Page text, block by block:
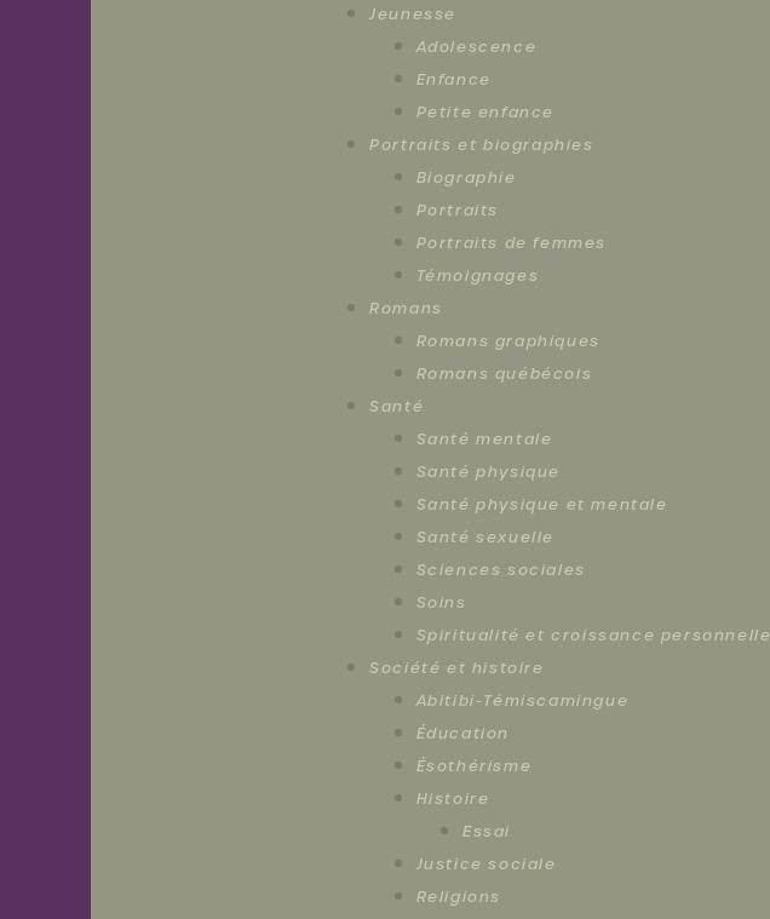
Jeunesse
Adolescence
Enfance
Petite enfance
Portraits et biographies
Biographie
Portraits
Portraits de femmes
Témoignages
Romans
Romans graphiques
Romans québécois
Santé
Santé mentale
Santé physique
Santé physique et mentale
Santé sexuelle
Sciences sociales
Soins
Spiritualité et croissance personnelle
Société et histoire
Abitibi-Témiscamingue
Éducation
Ésothérisme
Histoire
Essai
Justice sociale
Religions